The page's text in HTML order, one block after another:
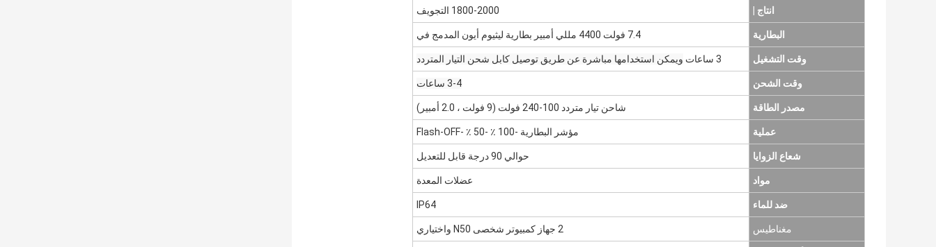
انتاج | 1800-2000 التجويف
البطارية 7.4 فولت 4400 مللي أمبير بطارية ليثيوم أيون المدمج في
وقت التشغيل 3 ساعات ويمكن استخدامها مباشرة عن طريق توصيل كابل شحن التيار المتردد
وقت الشحن 3-4 ساعات
مصدر الطاقة شاحن تيار متردد 100-240 فولت (9 فولت ، 2.0 أمبير)
عملية مؤشر البطارية -100 ٪ -50 ٪ -Flash-OFF
شعاع الزوايا حوالي 90 درجة قابل للتعديل
مواد عضلات المعدة
ضد للماء IP64
مغناطيس 2 جهاز كمبيوتر شخصى N50 واختياري